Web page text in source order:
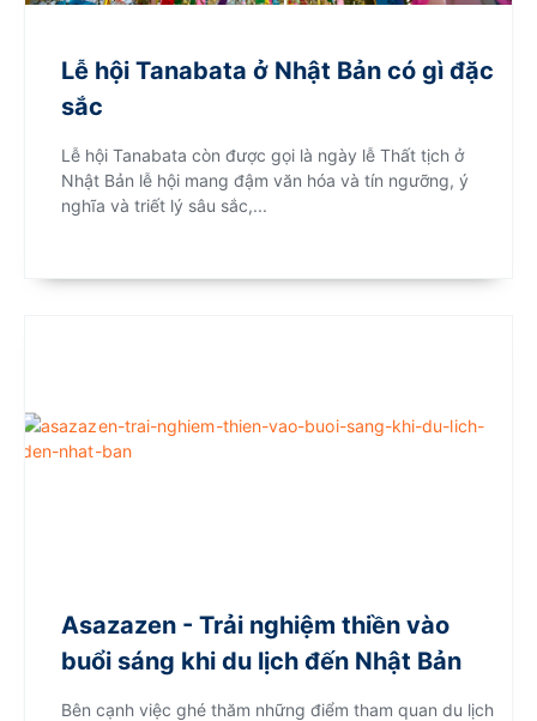
Lễ hội Tanabata ở Nhật Bản có gì đặc
sắc
Lễ hội Tanabata còn được gọi là ngày lễ Thất tịch ở
Nhật Bản lễ hội mang đậm văn hóa và tín ngưỡng, ý
nghĩa và triết lý sâu sắc,...
Asazazen - Trải nghiệm thiền vào
buổi sáng khi du lịch đến Nhật Bản
Bên cạnh việc ghé thăm những điểm tham quan du lịch